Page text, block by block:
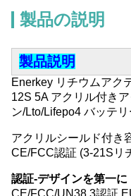
製品の説明
製品説明
Enerkey リチウムアク
12S 5A アクリル付き
ン/Lto/Lifepo4 バッテ
アクリルシールド付き
CE/FCC認証 (3-21Sリ
認証-デザインを第一に
CE/FCC/UN38.3認証